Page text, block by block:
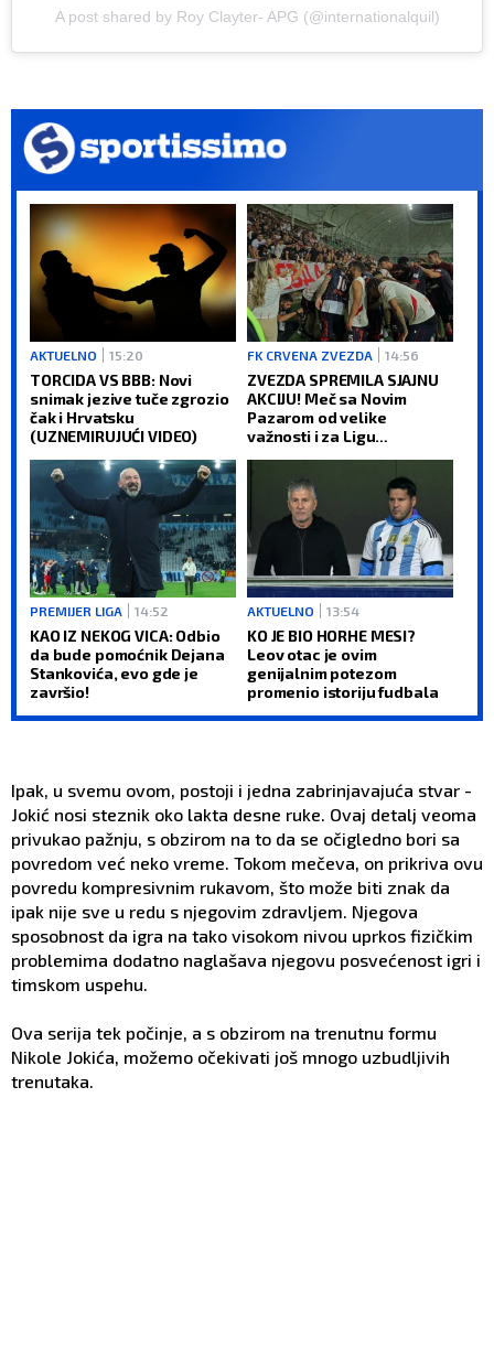
A post shared by Roy Clayter- APG (@internationalquil)
AKTUELNO 15:20
TORCIDA VS BBB: Novi
snimak jezive tuče zgrozio
čak i Hrvatsku
(UZNEMIRUJUĆI VIDEO)
FK CRVENA ZVEZDA 14:56
ZVEZDA SPREMILA SJAJNU
AKCIJU! Meč sa Novim
Pazarom od velike
važnosti i za Ligu
PREMIJER LIGA 14:52
KAO IZ NEKOG VICA: Odbio
da bude pomoćnik Dejana
Stankovića, evo gde je
završio!
AKTUELNO 13:54
KO JE BIO HORHE MESI?
Leov otac je ovim
genijalnim potezom
promenio istoriju fudbala
Ipak, u svemu ovom, postoji i jedna zabrinjavajuća stvar -
Jokić nosi steznik oko lakta desne ruke. Ovaj detalj veoma
privukao pažnju, s obzirom na to da se očigledno bori sa
povredom već neko vreme. Tokom mečeva, on prikriva ovu
povredu kompresivnim rukavom, što može biti znak da
ipak nije sve u redu s njegovim zdravljem. Njegova
sposobnost da igra na tako visokom nivou uprkos fizičkim
problemima dodatno naglašava njegovu posvećenost igri i
timskom uspehu.
Ova serija tek počinje, a s obzirom na trenutnu formu
Nikole Jokića, možemo očekivati još mnogo uzbudljivih
trenutaka.